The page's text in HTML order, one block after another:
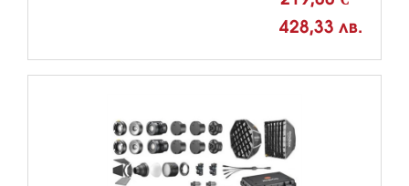
428,33 лв.